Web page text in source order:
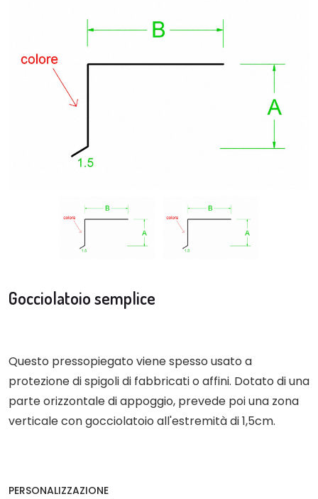
Gocciolatoio semplice
Questo pressopiegato viene spesso usato a
protezione di spigoli di fabbricati o affini. Dotato di una
parte orizzontale di appoggio, prevede poi una zona
verticale con gocciolatoio all'estremità di 1,5cm.
PERSONALIZZAZIONE